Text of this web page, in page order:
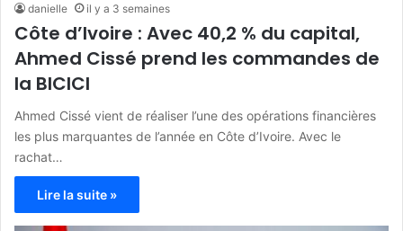
danielle il y a 3 semaines
Côte d’Ivoire : Avec 40,2 % du capital,
Ahmed Cissé prend les commandes de
la BICICI
Ahmed Cissé vient de réaliser l’une des opérations financières
les plus marquantes de l’année en Côte d’Ivoire. Avec le
rachat…
Lire la suite »